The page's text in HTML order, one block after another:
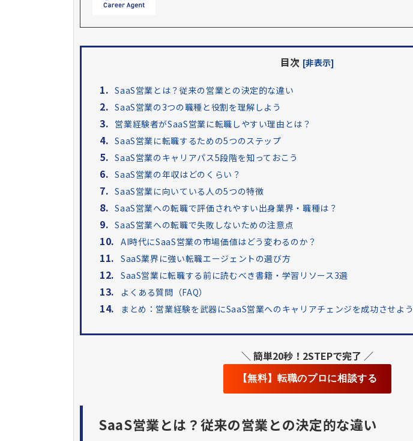
目次 [非表示]
1. SaaS営業とは？従来の営業との決定的な違い
2. SaaS営業の3つの職種と役割を理解しよう
3. 営業経験者がSaaS営業に転職しやすい理由とは？
4. SaaS営業に転職するための5つのステップ
5. SaaS営業のキャリアパス5段階を知っておこう
6. SaaS営業の年収はどのくらい？
7. SaaS営業に向いている人の5つの特徴
8. SaaS営業への転職で評価されやすい出身業界・職種は？
9. SaaS営業への転職で失敗しないための注意点
10. AI時代にSaaS営業の市場価値はどう変わるのか？
11. SaaS業界に強い転職エージェントの選び方
12. SaaS営業に転職する前に読むべき書籍・学習リソース3選
13. よくある質問（FAQ）
14. まとめ：営業経験を武器にSaaS営業へのキャリアチェンジを成功させよう
＼ 簡単20秒！2STEPで完了 ／
【無料】転職のプロに相談する
SaaS営業とは？従来の営業との決定的な違い